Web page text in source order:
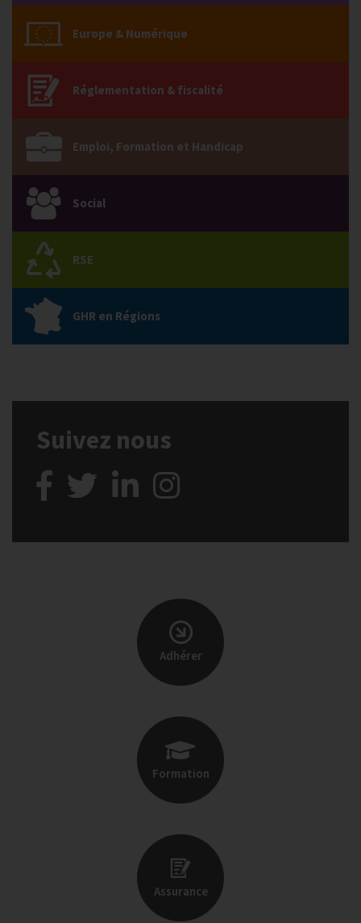
Europe & Numérique
Réglementation & fiscalité
Emploi, Formation et Handicap
Social
RSE
GHR en Régions
Suivez nous
Adhérer
Formation
Assurance